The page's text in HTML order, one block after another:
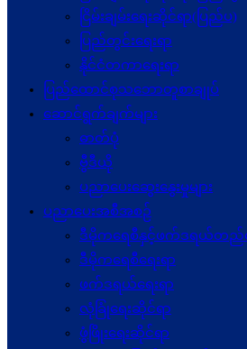
ငြိမ်းချမ်းရေးဆိုင်ရာ(ပြည်ပ)
ပြည်တွင်းရေးရာ
နိုင်ငံတကာရေးရာ
ပြည်ထောင်စုသဘောတူစာချုပ်
ဆောင်ရွက်ချက်များ
ဓာတ်ပုံ
ဗွီဒီယို
ပညာပေးဆွေးနွေးမှုများ
ပညာပေးအစီအစဉ်
ဒီမိုကရေစီနှင့်ဖက်ဒရယ်တည်
ဒီမိုကရေစီရေးရာ
ဖက်ဒရယ်ရေးရာ
လုံခြုံရေးဆိုင်ရာ
ဖွံဖြိုးရေးဆိုင်ရာ